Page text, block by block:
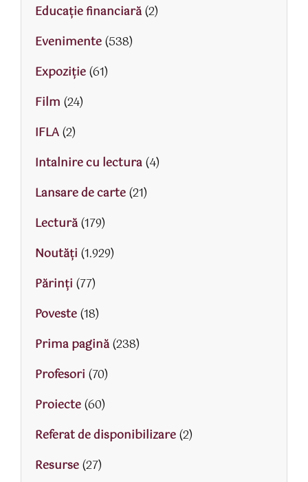
Educaţie financiară(2)
Evenimente(538)
Expoziție(61)
Film (24)
IFLA(2)
Intalnire cu lectura(4)
Lansare de carte(21)
Lectură(179)
Noutăți (1.929)
Părinţi (77)
Poveste(18)
Prima pagină(238)
Profesori (70)
Proiecte(60)
Referat de disponibilizare(2)
Resurse(27)